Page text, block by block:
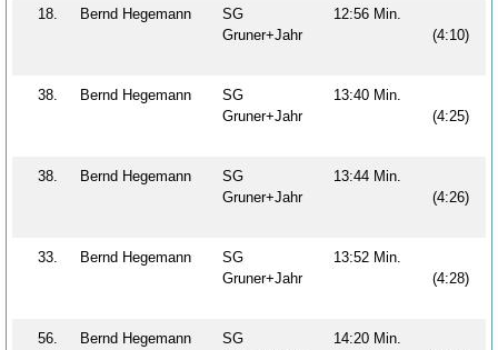
18. Bernd Hegemann
SG
Gruner+Jahr
12:56 Min.
(4:10)
38. Bernd Hegemann
SG
Gruner+Jahr
13:40 Min.
(4:25)
38. Bernd Hegemann
SG
Gruner+Jahr
13:44 Min.
(4:26)
33. Bernd Hegemann
SG
Gruner+Jahr
13:52 Min.
(4:28)
56. Bernd Hegemann
SG
14:20 Min.